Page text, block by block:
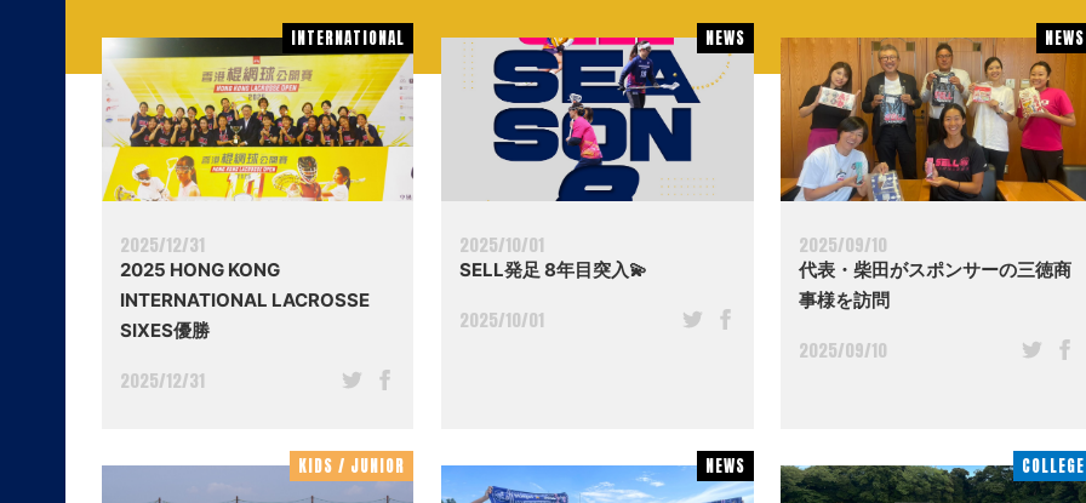
2025/12/31
INTERNATIONAL
2025 HONG KONG
INTERNATIONAL LACROSSE
SIXES優勝
2025/12/31
INTERNATIONAL
2025/10/01
NEWS
SELL発足 8年目突入💫
2025/10/01
NEWS
2025/09/10
NEWS
代表・柴田がスポンサーの三徳商
事様を訪問
2025/09/10
NEWS
KIDS / JUNIOR
KIDS / JUNIOR NEWS
NEWS COLLEGE
COLLEGE